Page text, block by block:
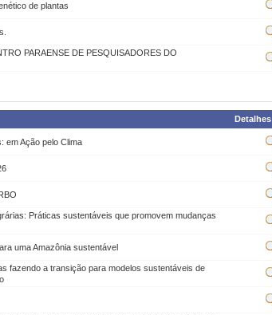
de plantas
PARAENSE DE PESQUISADORES DO
Detalhes
em Ação pelo Clima
Práticas sustentáveis que promovem mudanças
uma Amazônia sustentável
fazendo a transição para modelos sustentáveis de